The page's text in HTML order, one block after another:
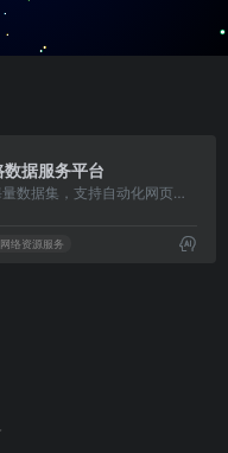
据服务平台
Dataify 提供网络服务资源和海量数据集，支持自动化网页数据采集与结构化输出，赋能 AI 训练、社交媒体及电商等应用场景
网络资源服务